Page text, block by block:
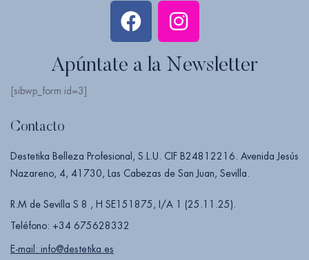
Apúntate a la Newsletter
[sibwp_form id=3]
Contacto
Destetika Belleza Profesional, S.L.U. CIF B24812216. Avenida Jesús
Nazareno, 4, 41730, Las Cabezas de San Juan, Sevilla.
R.M de Sevilla S 8 , H SE151875, I/A 1 (25.11.25).
Teléfono: +34 675628332
E-mail: info@destetika.es